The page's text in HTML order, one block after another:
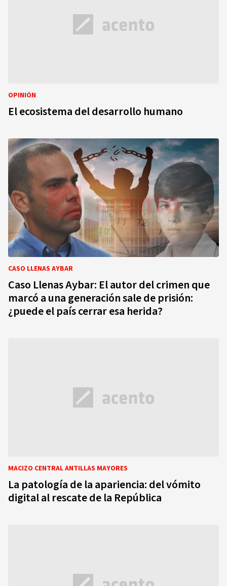
OPINIÓN
El ecosistema del desarrollo humano
CASO LLENAS AYBAR
Caso Llenas Aybar: El autor del crimen que
marcó a una generación sale de prisión:
¿puede el país cerrar esa herida?
MACIZO CENTRAL ANTILLAS MAYORES
La patología de la apariencia: del vómito
digital al rescate de la República